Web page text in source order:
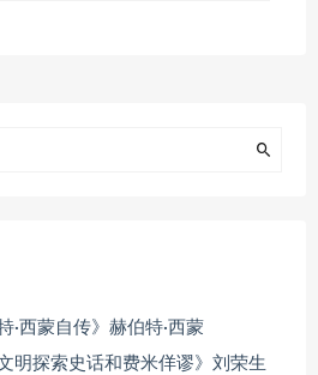
·西蒙自传》赫伯特·西蒙
明探索史话和费米佯谬》刘荣生